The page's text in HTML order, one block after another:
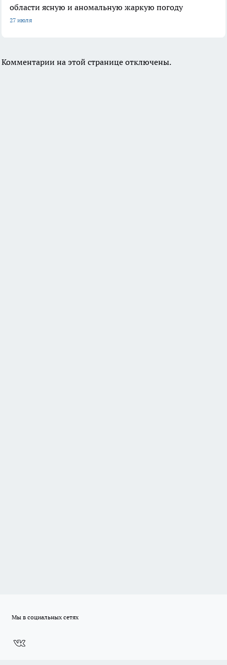
области ясную и аномальную жаркую погоду
27 июля
Комментарии на этой странице отключены.
Мы в социальных сетях